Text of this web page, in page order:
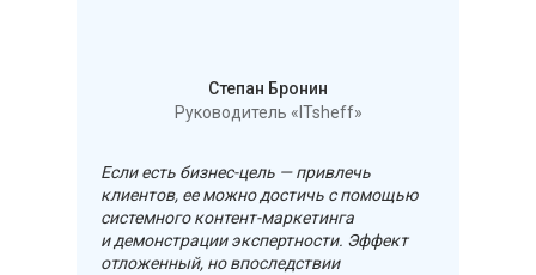
Если есть бизнес-цель — привлечь
клиентов, ее можно достичь с помощью
системного контент-маркетинга
и демонстрации экспертности. Эффект
отложенный, но впоследствии
Степан Бронин
Руководитель «ITsheff»